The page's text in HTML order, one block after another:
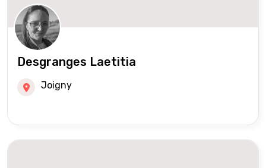
réseau Iad France et Iad Deutschland Inter agence
Desgranges Laetitia
Joigny